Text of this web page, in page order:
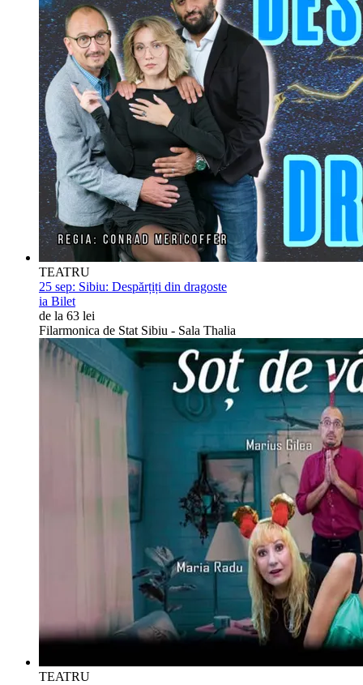
TEATRU
25 sep: Sibiu: Despărțiți din dragoste
ia Bilet
de la 63 lei
Filarmonica de Stat Sibiu - Sala Thalia
TEATRU